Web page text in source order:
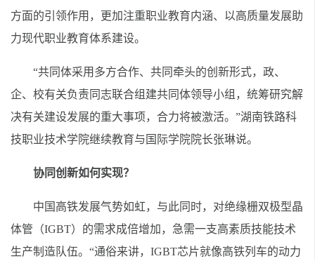
方面的引领作用，更加注重职业教育内涵、以高质量发展助
力现代职业教育体系建设。
“共同体采用多方合作、共同牵头的创新形式，政、
企、校有关负责同志联合组建共同体领导小组，统筹研究解
决有关建设发展的重大事项，合力将被激活。”湖南铁路科
技职业技术学院继续教育与国际学院院长张琳说。
协同创新如何实现？
中国高铁发展气势如虹，与此同时，对绝缘栅双极型晶
体管（IGBT）的需求成倍增加，急需一支高素质技能技术
生产制造队伍。“通俗来讲，IGBT芯片就像高铁列车的动力